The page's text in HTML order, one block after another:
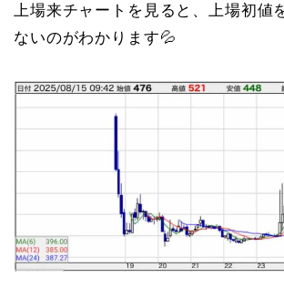
上場来チャートを見ると、上場初値
ないのがわかります💦